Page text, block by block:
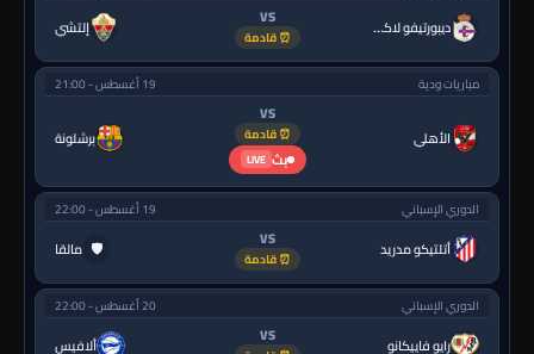
ديبورتيفو لاكورونيا VS
⏰ قادمة إلتشي
مباريات ودية 19 أغسطس - 21:00
الأهلي
VS
⏰ قادمة
بث LIVE
برشلونة
الدوري الإسباني 19 أغسطس - 22:00
أتلتيكو مدريد VS
⏰ قادمة مالقا 🛡
الدوري الإسباني 20 أغسطس - 22:00
رايو فاييكانو VS ألافيس